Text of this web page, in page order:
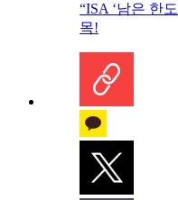
“ISA ‘남은 한
목!